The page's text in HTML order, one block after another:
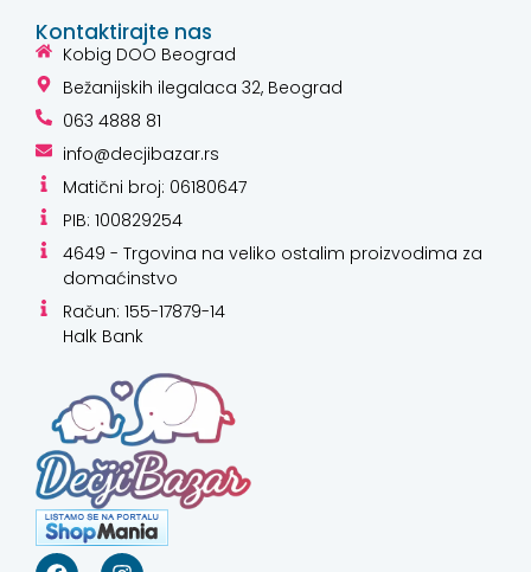
Kontaktirajte nas
Kobig DOO Beograd
Bežanijskih ilegalaca 32, Beograd
063 4888 81
info@decjibazar.rs
Matični broj: 06180647
PIB: 100829254
4649 - Trgovina na veliko ostalim proizvodima za
domaćinstvo
Račun: 155-17879-14
Halk Bank
Kako mogu da